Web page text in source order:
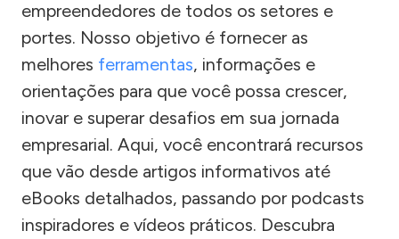
empreendedores de todos os setores e
portes. Nosso objetivo é fornecer as
melhores ferramentas, informações e
orientações para que você possa crescer,
inovar e superar desafios em sua jornada
empresarial. Aqui, você encontrará recursos
que vão desde artigos informativos até
eBooks detalhados, passando por podcasts
inspiradores e vídeos práticos. Descubra